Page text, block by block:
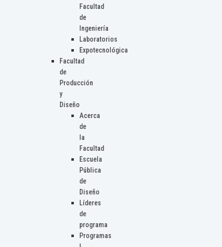
Facultad
de
Ingeniería
Laboratorios
Expotecnológica
Facultad
de
Producción
y
Diseño
Acerca
de
la
Facultad
Escuela
Pública
de
Diseño
Líderes
de
programa
Programas